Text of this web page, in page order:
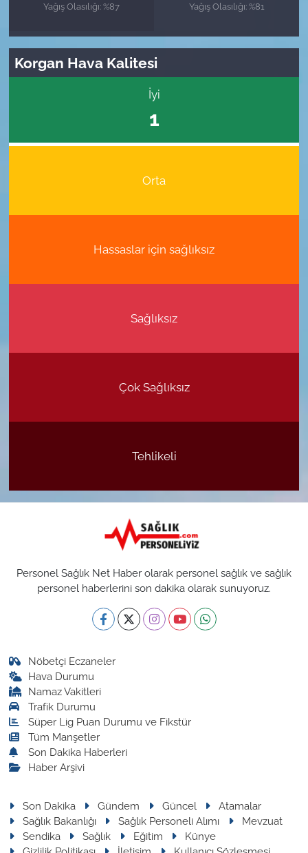
Yağış Olasılığı: %87
Yağış Olasılığı: %81
Korgan Hava Kalitesi
İyi
1
Orta
Hassaslar için sağlıksız
Sağlıksız
Çok Sağlıksız
Tehlikeli
Personel Sağlık Net Haber olarak personel sağlık ve sağlık
personel haberlerini son dakika olarak sunuyoruz.
Nöbetçi Eczaneler
Hava Durumu
Namaz Vakitleri
Trafik Durumu
Süper Lig Puan Durumu ve Fikstür
Tüm Manşetler
Son Dakika Haberleri
Haber Arşivi
Son Dakika Gündem Güncel
Atamalar
Sağlık Bakanlığı
Sağlık Personeli Alımı
Mevzuat
Sendika
Sağlık Eğitim
Künye